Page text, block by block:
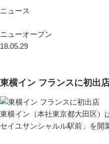
ニュース
ニューオープン
18.05.29
東横イン フランスに初出
東横イン（本社東京都大田区）
セイユサンシャルル駅前」を開